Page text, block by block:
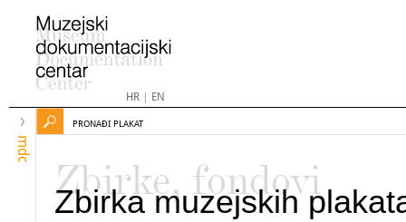
HR| EN
mdc
PRONAĐI PLAKAT
Zbirke, fondovi
Zbirka muzejskih